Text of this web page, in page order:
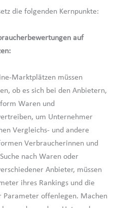
die folgenden Kernpunkte:
auf
Marktplätzen müssen
ob es sich bei den Anbietern,
Waren und
um Unternehmer
Vergleichs- und andere
Verbraucherinnen und
nach Waren oder
Anbieter, müssen
ihres Rankings und die
Parameter offenlegen. Machen